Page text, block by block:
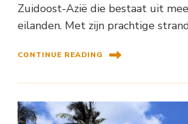
Zuidoost-Azië die bestaat uit
eilanden. Met zijn prachtige
CONTINUE READING